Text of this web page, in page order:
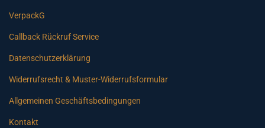
VerpackG
Callback Rückruf Service
Datenschutzerklärung
Widerrufsrecht & Muster-Widerrufsformular
Allgemeinen Geschäftsbedingungen
Kontakt